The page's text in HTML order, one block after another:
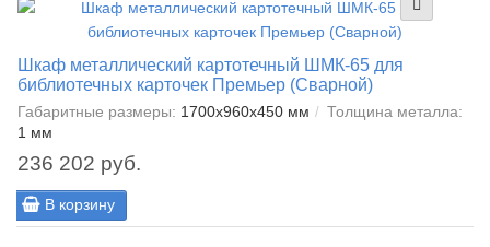
Шкаф металлический картотечный ШМК-65 для
библиотечных карточек Премьер (Сварной)
Габаритные размеры: 1700x960x450 мм
Толщина металла:
1 мм
236 202 руб.
В корзину